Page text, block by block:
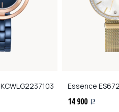
KCWLG2237103 Essence
14 900 i